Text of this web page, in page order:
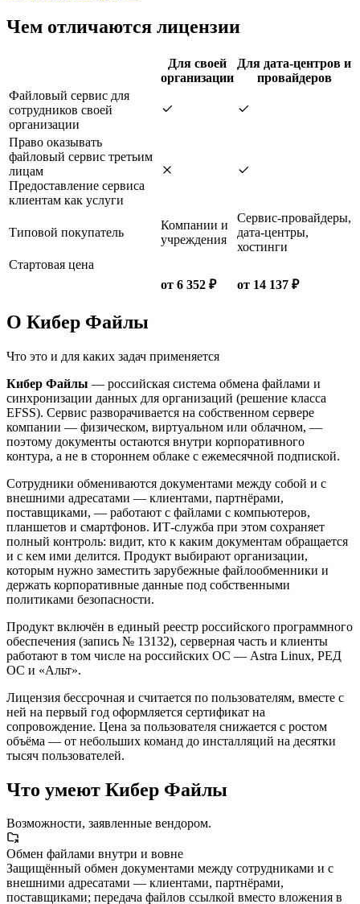
Чем отличаются лицензии
Для своей
организации
Для дата-центров и
провайдеров
Файловый сервис для
сотрудников своей
организации
Право оказывать
файловый сервис третьим
лицам
Предоставление сервиса
клиентам как услуги
Типовой покупатель
Компании и
учреждения
Сервис-провайдеры,
дата-центры,
хостинги
Стартовая цена
от 6 352 ₽
от 14 137 ₽
О Кибер Файлы
Что это и для каких задач применяется
Кибер Файлы — российская система обмена файлами и
синхронизации данных для организаций (решение класса
EFSS). Сервис разворачивается на собственном сервере
компании — физическом, виртуальном или облачном, —
поэтому документы остаются внутри корпоративного
контура, а не в стороннем облаке с ежемесячной подпиской.
Сотрудники обмениваются документами между собой и с
внешними адресатами — клиентами, партнёрами,
поставщиками, — работают с файлами с компьютеров,
планшетов и смартфонов. ИТ-служба при этом сохраняет
полный контроль: видит, кто к каким документам обращается
и с кем ими делится. Продукт выбирают организации,
которым нужно заместить зарубежные файлообменники и
держать корпоративные данные под собственными
политиками безопасности.
Продукт включён в единый реестр российского программного
обеспечения (запись № 13132), серверная часть и клиенты
работают в том числе на российских ОС — Astra Linux, РЕД
ОС и «Альт».
Лицензия бессрочная и считается по пользователям, вместе с
ней на первый год оформляется сертификат на
сопровождение. Цена за пользователя снижается с ростом
объёма — от небольших команд до инсталляций на десятки
тысяч пользователей.
Что умеют Кибер Файлы
Возможности, заявленные вендором.
Обмен файлами внутри и вовне
Защищённый обмен документами между сотрудниками и с
внешними адресатами — клиентами, партнёрами,
поставщиками; передача файлов ссылкой вместо вложения в